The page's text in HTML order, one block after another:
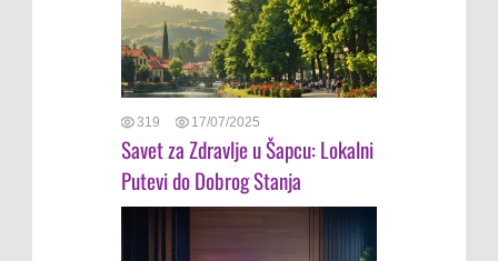
319 17/07/2025
Savet za Zdravlje u Šapcu: Lokalni
Putevi do Dobrog Stanja